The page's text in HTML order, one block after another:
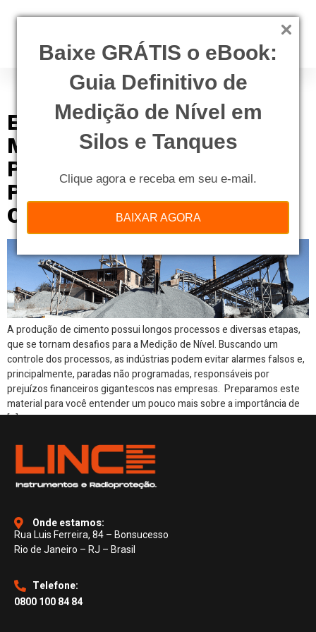
Baixe GRÁTIS o eBook:
Guia Definitivo de
Medição de Nível em
Silos e Tanques
Clique agora e receba em seu e-mail.
BAIXAR AGORA
Tag:cimento
Entenda Como os Sistemas de
Medição de Nível Reduzem as
Paradas de Planta Não
Programadas Na Indústria de
Cimentos
A produção de cimento possui longos processos e diversas etapas,
que se tornam desafios para a Medição de Nível. Buscando um
controle dos processos, as indústrias podem evitar alarmes falsos e,
principalmente, paradas não programadas, responsáveis por
prejuízos financeiros gigantescos nas empresas. Preparamos este
material para você entender um pouco mais sobre a importância de
[…]
Onde estamos:
Rua Luis Ferreira, 84 – Bonsucesso
Rio de Janeiro – RJ – Brasil
Telefone:
0800 100 84 84